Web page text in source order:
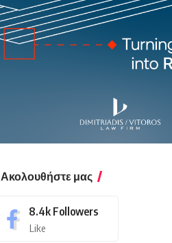
Ακολουθήστε μας
8.4k Followers
Like